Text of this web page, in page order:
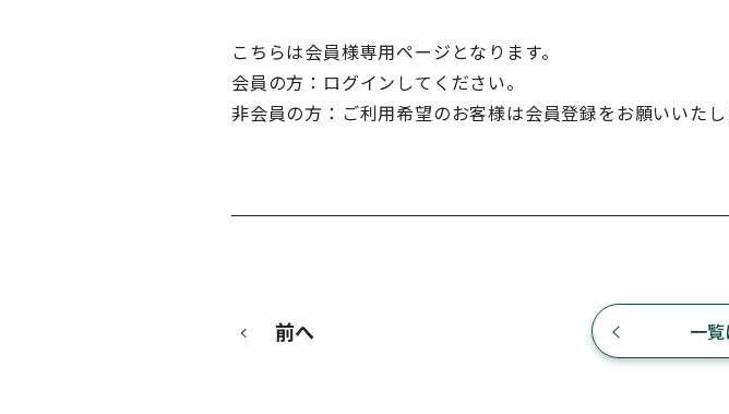
こちらは会員様専用ページとなります。
会員の方：ログインしてください。
非会員の方：ご利用希望のお客様は会員登録をお願いいたし
前へ 一